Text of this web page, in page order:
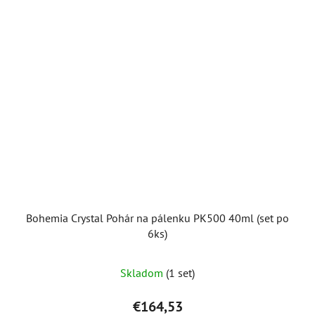
Bohemia Crystal Pohár na pálenku PK500 40ml (set po
6ks)
Skladom (1 set)
€164,53